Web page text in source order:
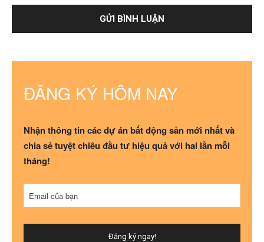
ĐĂNG KÝ HÔM NAY
Nhận thông tin các dự án bất động sản mới nhất và
chia sẻ tuyệt chiêu đầu tư hiệu quả với hai lần mỗi
tháng!
Email
Email của bạn
Đăng ký ngay!